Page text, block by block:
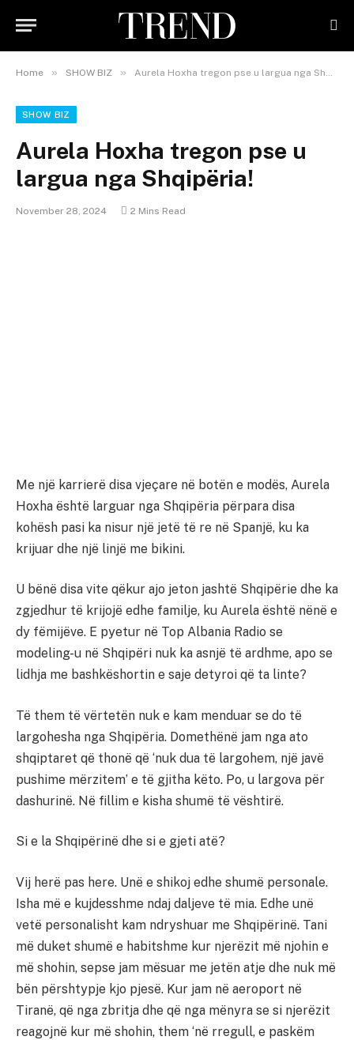
Home » SHOW BIZ » Aurela Hoxha tregon pse u largua nga Shqipëria!
SHOW BIZ
Aurela Hoxha tregon pse u
largua nga Shqipëria!
November 28, 2024 2 Mins Read
Me një karrierë disa vjeçare në botën e modës, Aurela
Hoxha është larguar nga Shqipëria përpara disa
kohësh pasi ka nisur një jetë të re në Spanjë, ku ka
krijuar dhe një linjë me bikini.
U bënë disa vite qëkur ajo jeton jashtë Shqipërie dhe ka
zgjedhur të krijojë edhe familje, ku Aurela është nënë e
dy fëmijëve. E pyetur në Top Albania Radio se
modeling-u në Shqipëri nuk ka asnjë të ardhme, apo se
lidhja me bashkëshortin e saje detyroi që ta linte?
Të them të vërtetën nuk e kam menduar se do të
largohesha nga Shqipëria. Domethënë jam nga ato
shqiptaret që thonë që ‘nuk dua të largohem, një javë
pushime mërzitem’ e të gjitha këto. Po, u largova për
dashurinë. Në fillim e kisha shumë të vështirë.
Si e la Shqipërinë dhe si e gjeti atë?
Vij herë pas here. Unë e shikoj edhe shumë personale.
Isha më e kujdesshme ndaj daljeve të mia. Edhe unë
vetë personalisht kam ndryshuar me Shqipërinë. Tani
më duket shumë e habitshme kur njerëzit më njohin e
më shohin, sepse jam mësuar me jetën atje dhe nuk më
bën përshtypje kjo pjesë. Kur jam në aeroport në
Tiranë, që nga zbritja dhe që nga mënyra se si njerëzit
reagojnë kur më shohin, them ‘në rregull, e paskëm